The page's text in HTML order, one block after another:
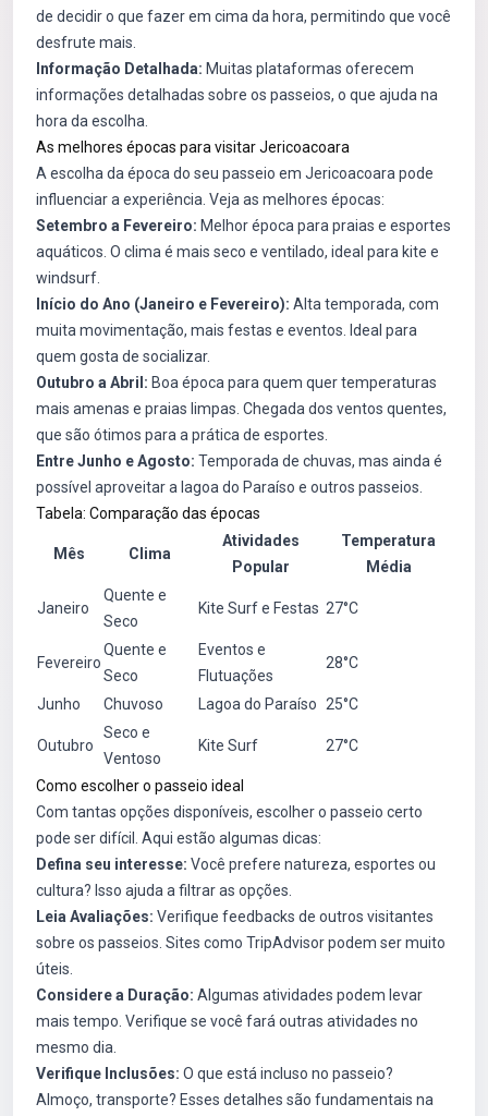
de decidir o que fazer em cima da hora, permitindo que você
desfrute mais.
Informação Detalhada: Muitas plataformas oferecem
informações detalhadas sobre os passeios, o que ajuda na
hora da escolha.
As melhores épocas para visitar Jericoacoara
A escolha da época do seu passeio em Jericoacoara pode
influenciar a experiência. Veja as melhores épocas:
Setembro a Fevereiro: Melhor época para praias e esportes
aquáticos. O clima é mais seco e ventilado, ideal para kite e
windsurf.
Início do Ano (Janeiro e Fevereiro): Alta temporada, com
muita movimentação, mais festas e eventos. Ideal para
quem gosta de socializar.
Outubro a Abril: Boa época para quem quer temperaturas
mais amenas e praias limpas. Chegada dos ventos quentes,
que são ótimos para a prática de esportes.
Entre Junho e Agosto: Temporada de chuvas, mas ainda é
possível aproveitar a lagoa do Paraíso e outros passeios.
Tabela: Comparação das épocas
Mês Clima
Atividades
Popular
Temperatura
Média
Janeiro
Quente e
Seco
Kite Surf e Festas 27°C
Fevereiro
Quente e
Seco
Eventos e
Flutuações
28°C
Junho Chuvoso Lagoa do Paraíso 25°C
Outubro
Seco e
Ventoso
Kite Surf 27°C
Como escolher o passeio ideal
Com tantas opções disponíveis, escolher o passeio certo
pode ser difícil. Aqui estão algumas dicas:
Defina seu interesse: Você prefere natureza, esportes ou
cultura? Isso ajuda a filtrar as opções.
Leia Avaliações: Verifique feedbacks de outros visitantes
sobre os passeios. Sites como TripAdvisor podem ser muito
úteis.
Considere a Duração: Algumas atividades podem levar
mais tempo. Verifique se você fará outras atividades no
mesmo dia.
Verifique Inclusões: O que está incluso no passeio?
Almoço, transporte? Esses detalhes são fundamentais na